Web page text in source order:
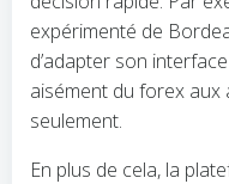
expérimenté de
d’adapter son
aisément du forex aux
seulement.
En plus de cela, la